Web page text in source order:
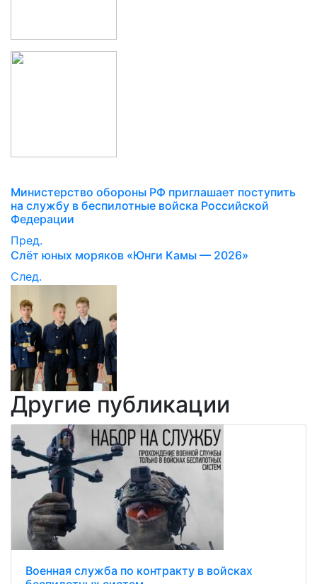
Министерство обороны РФ приглашает поступить
на службу в беспилотные войска Российской
Федерации
Пред.
Слёт юных моряков «Юнги Камы — 2026»
След.
Другие публикации
Военная служба по контракту в войсках